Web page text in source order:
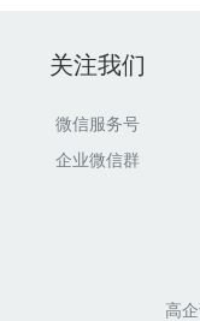
关注我们
微信服务号
企业微信群
高